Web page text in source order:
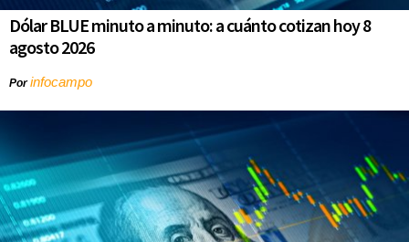
Dólar BLUE minuto a minuto: a cuánto cotizan hoy 8
agosto 2026
Porinfocampo